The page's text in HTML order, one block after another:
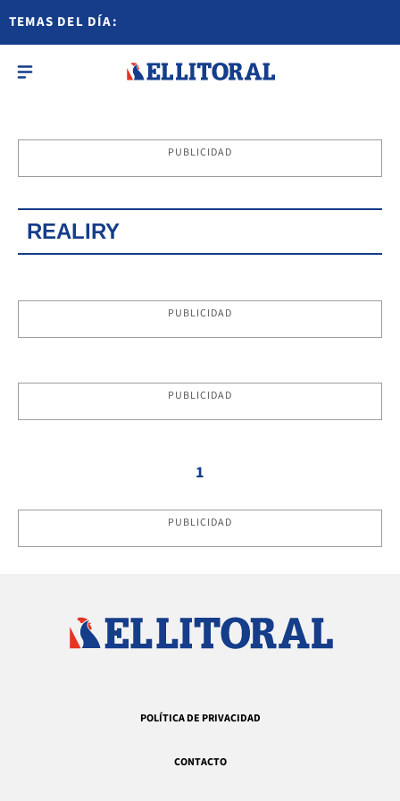
TEMAS DEL DÍA:
PUBLICIDAD
REALIRY
PUBLICIDAD
PUBLICIDAD
1
PUBLICIDAD
POLÍTICA DE PRIVACIDAD
CONTACTO